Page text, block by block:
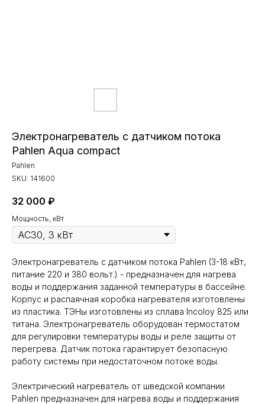
Электронагреватель с датчиком потока
Pahlen Aqua compact
Pahlen
SKU: 141600
32 000 ₽
Мощность, кВт
Электронагреватель с датчиком потока Pahlen (3-18 кВт,
питание 220 и 380 вольт.) - предназначен для нагрева
воды и поддержания заданной температуры в бассейне.
Корпус и распаячная коробка нагревателя изготовлены
из пластика. ТЭНы изготовлены из сплава Incoloy 825 или
титана. Электронагреватель оборудован термостатом
для регулировки температуры воды и реле защиты от
перегрева. Датчик потока гарантирует безопасную
работу системы при недостаточном потоке воды.
Электрический нагреватель от шведской компании
Pahlen предназначен для нагрева воды и поддержания